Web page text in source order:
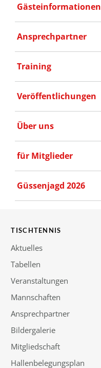
Gästeinformationen
Ansprechpartner
Training
Veröffentlichungen
Über uns
für Mitglieder
Güssenjagd 2026
TISCHTENNIS
Aktuelles
Tabellen
Veranstaltungen
Mannschaften
Ansprechpartner
Bildergalerie
Mitgliedschaft
Hallenbelegungsplan